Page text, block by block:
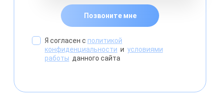
Позвоните мне
Я согласен с политикой
конфиденциальности и условиями
работы данного сайта